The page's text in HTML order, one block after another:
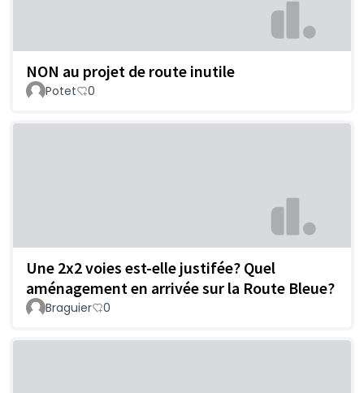
NON au projet de route inutile
Potet 0
Une 2x2 voies est-elle justifée? Quel
aménagement en arrivée sur la Route Bleue?
Braguier 0